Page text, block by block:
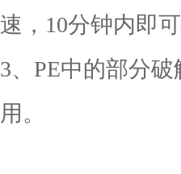
速，10分钟内即
3、PE中的部分
用。